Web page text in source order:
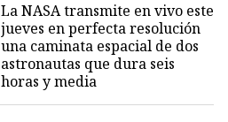
La NASA transmite en vivo este
jueves en perfecta resolución
una caminata espacial de dos
astronautas que dura seis
horas y media